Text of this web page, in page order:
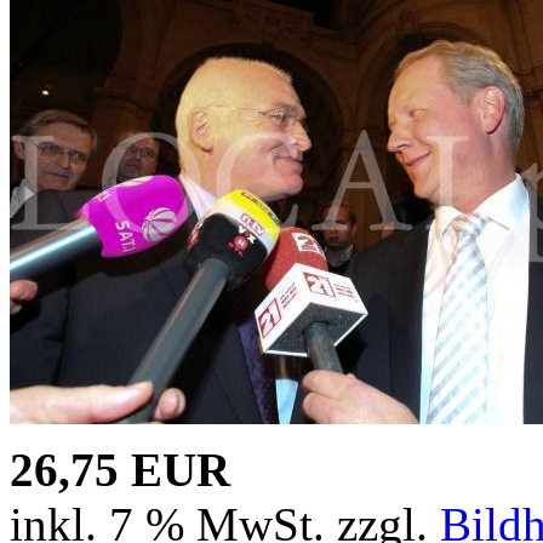
26,75 EUR
inkl. 7 % MwSt. zzgl.